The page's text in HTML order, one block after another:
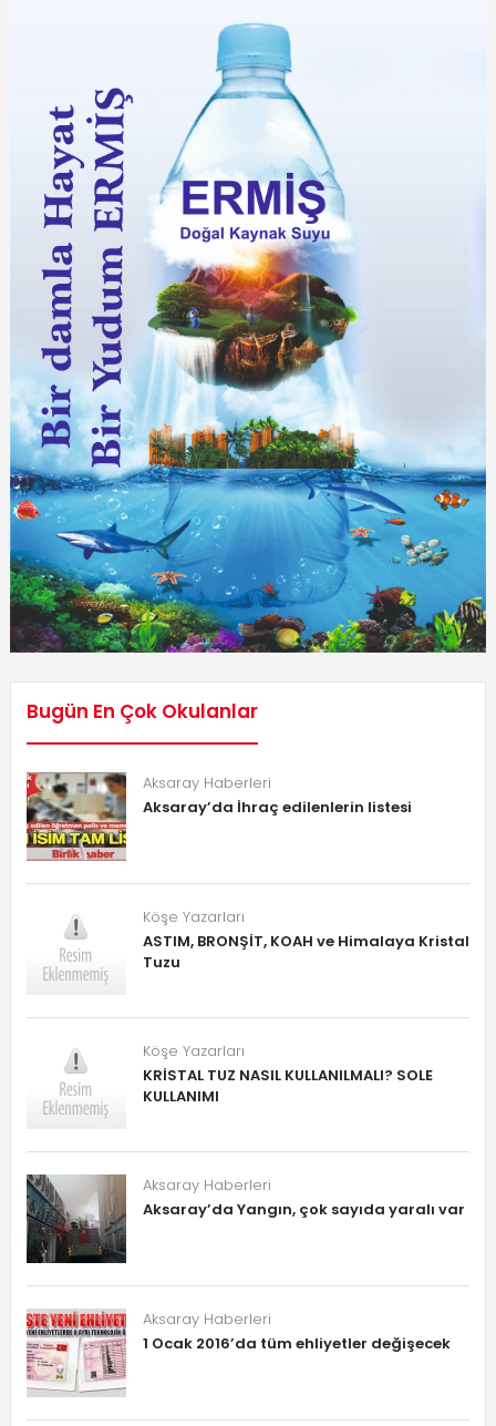
Bugün En Çok Okulanlar
Aksaray Haberleri
Aksaray’da İhraç edilenlerin listesi
Köşe Yazarları
ASTIM, BRONŞİT, KOAH ve Himalaya Kristal
Tuzu
Köşe Yazarları
KRİSTAL TUZ NASIL KULLANILMALI? SOLE
KULLANIMI
Aksaray Haberleri
Aksaray’da Yangın, çok sayıda yaralı var
Aksaray Haberleri
1 Ocak 2016’da tüm ehliyetler değişecek